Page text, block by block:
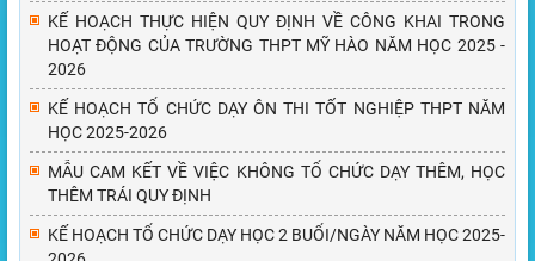
KẾ HOẠCH THỰC HIỆN QUY ĐỊNH VỀ CÔNG KHAI TRONG
HOẠT ĐỘNG CỦA TRƯỜNG THPT MỸ HÀO NĂM HỌC 2025 -
2026
KẾ HOẠCH TỔ CHỨC DẠY ÔN THI TỐT NGHIỆP THPT NĂM
HỌC 2025-2026
MẪU CAM KẾT VỀ VIỆC KHÔNG TỔ CHỨC DẠY THÊM, HỌC
THÊM TRÁI QUY ĐỊNH
KẾ HOẠCH TỔ CHỨC DẠY HỌC 2 BUỔI/NGÀY NĂM HỌC 2025-